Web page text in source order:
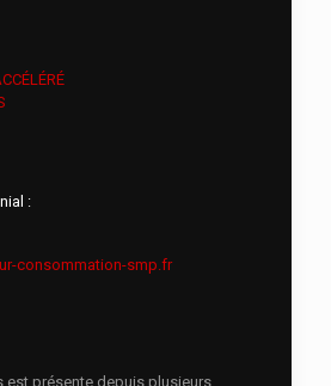
:
consommation-smp.fr
est présente depuis plusieurs